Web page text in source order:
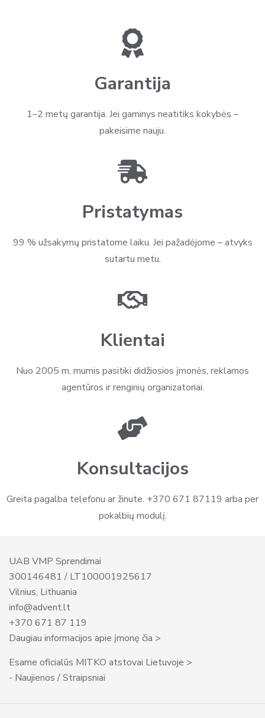
Garantija
1–2 metų garantija. Jei gaminys neatitiks kokybės –
pakeisime nauju.
Pristatymas
99 % užsakymų pristatome laiku. Jei pažadėjome – atvyks
sutartu metu.
Klientai
Nuo 2005 m. mumis pasitiki didžiosios įmonės, reklamos
agentūros ir renginių organizatoriai.
Konsultacijos
Greita pagalba telefonu ar žinute. +370 671 87119 arba per
pokalbių modulį.
UAB VMP Sprendimai
300146481 / LT100001925617
Vilnius, Lithuania
info@advent.lt
+370 671 87 119
Daugiau informacijos apie įmonę čia >
Esame oficialūs MITKO atstovai Lietuvoje >
- Naujienos / Straipsniai